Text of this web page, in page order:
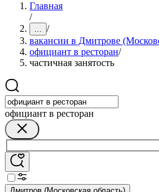
Главная
/
... /
вакансии в Дмитрове
официант в ресторан/
частичная занятость
официант в ресторан